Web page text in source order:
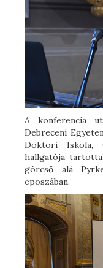
A konferencia
Debreceni
Doktori Iskola,
hallgatója
górcső alá
eposzában.